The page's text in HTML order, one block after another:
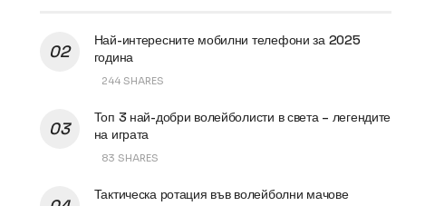
Най-интересните мобилни телефони за 2025
година
244 SHARES
Топ 3 най-добри волейболисти в света – легендите
на играта
83 SHARES
Тактическа ротация във волейболни мачове